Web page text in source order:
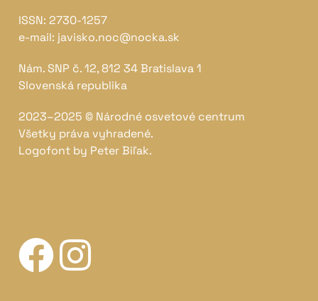
ISSN: 2730-1257
e-mail: javisko.noc@nocka.sk
Nám. SNP č. 12, 812 34 Bratislava 1
Slovenská republika
2023–2025 © Národné osvetové centrum
Všetky práva vyhradené.
Logofont by Peter Biľak.